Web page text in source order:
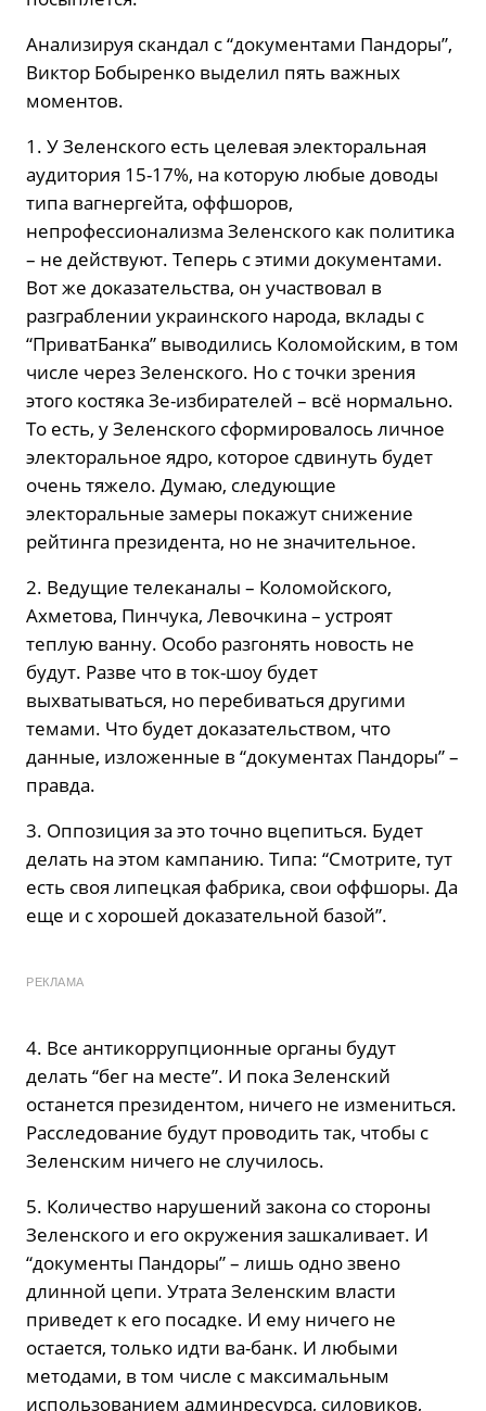
Анализируя скандал с “документами Пандоры”,
Виктор Бобыренко выделил пять важных
моментов.
1. У Зеленского есть целевая электоральная
аудитория 15-17%, на которую любые доводы
типа вагнергейта, оффшоров,
непрофессионализма Зеленского как политика
– не действуют. Теперь с этими документами.
Вот же доказательства, он участвовал в
разграблении украинского народа, вклады с
“ПриватБанка” выводились Коломойским, в том
числе через Зеленского. Но с точки зрения
этого костяка Зе-избирателей – всё нормально.
То есть, у Зеленского сформировалось личное
электоральное ядро, которое сдвинуть будет
очень тяжело. Думаю, следующие
электоральные замеры покажут снижение
рейтинга президента, но не значительное.
2. Ведущие телеканалы – Коломойского,
Ахметова, Пинчука, Левочкина – устроят
теплую ванну. Особо разгонять новость не
будут. Разве что в ток-шоу будет
выхватываться, но перебиваться другими
темами. Что будет доказательством, что
данные, изложенные в “документах Пандоры” –
правда.
3. Оппозиция за это точно вцепиться. Будет
делать на этом кампанию. Типа: “Смотрите, тут
есть своя липецкая фабрика, свои оффшоры. Да
еще и с хорошей доказательной базой”.
РЕКЛАМА
4. Все антикоррупционные органы будут
делать “бег на месте”. И пока Зеленский
останется президентом, ничего не измениться.
Расследование будут проводить так, чтобы с
Зеленским ничего не случилось.
5. Количество нарушений закона со стороны
Зеленского и его окружения зашкаливает. И
“документы Пандоры” – лишь одно звено
длинной цепи. Утрата Зеленским власти
приведет к его посадке. И ему ничего не
остается, только идти ва-банк. И любыми
методами, в том числе с максимальным
использованием админресурса, силовиков,